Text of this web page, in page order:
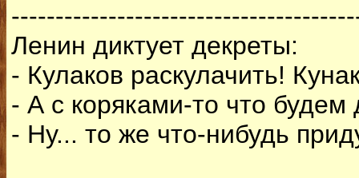
Ленин диктует декреты:
- Кулаков раскулачить!
- А с коряками-то что
- Ну... то же что-нибудь